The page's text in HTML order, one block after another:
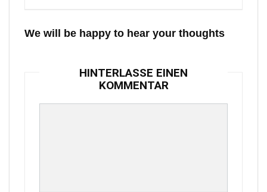
We will be happy to hear your thoughts
HINTERLASSE EINEN
KOMMENTAR